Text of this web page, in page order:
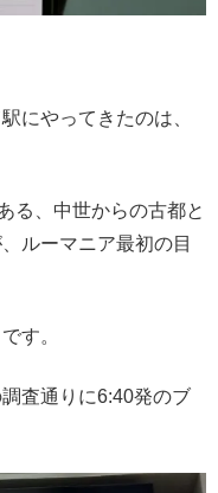
にやってきたのは、
る、中世からの古都と
ルーマニア最初の目
す。
査通りに6:40発のブ